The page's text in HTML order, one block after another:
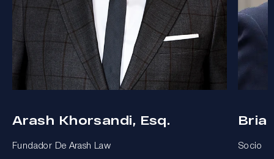
Arash Khorsandi, Esq.
Fundador De Arash Law Socio